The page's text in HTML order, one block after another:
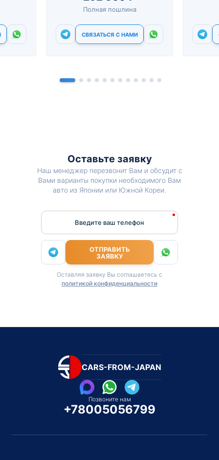
Полная пошлина
СВЯЗАТЬСЯ С НАМИ
Оставьте заявку
Наш менеджер перезвонит Вам и обсудит с
Вами варианты покупки необходимого Вам
авто из Японии или Южной Кореи.
Введите ваш телефон
ОТПРАВИТЬ
ЗАЯВКУ
Оставляя заявку Вы соглашаетесь с
политикой конфиденциальности
CARS-FROM-JAPAN
Позвоните нам
+78005056799